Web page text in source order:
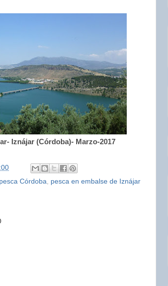
Iznájar (Córdoba)- Marzo-2017
pesca Córdoba pesca en embalse de Iznájar